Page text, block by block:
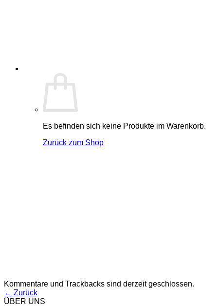
Es befinden sich keine Produkte im Warenkorb.
Zurück zum Shop
Kommentare und Trackbacks sind derzeit geschlossen.
← Zurück
ÜBER UNS